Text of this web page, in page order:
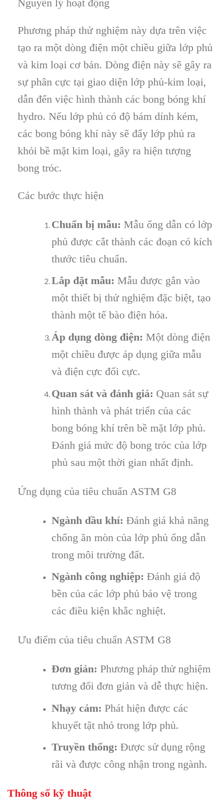
Nguyên lý hoạt động
Phương pháp thử nghiệm này dựa trên việc
tạo ra một dòng điện một chiều giữa lớp phủ
và kim loại cơ bản. Dòng điện này sẽ gây ra
sự phân cực tại giao diện lớp phủ-kim loại,
dẫn đến việc hình thành các bong bóng khí
hydro. Nếu lớp phủ có độ bám dính kém,
các bong bóng khí này sẽ đẩy lớp phủ ra
khỏi bề mặt kim loại, gây ra hiện tượng
bong tróc.
Các bước thực hiện
Chuẩn bị mẫu: Mẫu ống dẫn có lớp
phủ được cắt thành các đoạn có kích
thước tiêu chuẩn.
Lắp đặt mẫu: Mẫu được gắn vào
một thiết bị thử nghiệm đặc biệt, tạo
thành một tế bào điện hóa.
Áp dụng dòng điện: Một dòng điện
một chiều được áp dụng giữa mẫu
và điện cực đối cực.
Quan sát và đánh giá: Quan sát sự
hình thành và phát triển của các
bong bóng khí trên bề mặt lớp phủ.
Đánh giá mức độ bong tróc của lớp
phủ sau một thời gian nhất định.
Ứng dụng của tiêu chuẩn ASTM G8
Ngành dầu khí: Đánh giá khả năng
chống ăn mòn của lớp phủ ống dẫn
trong môi trường đất.
Ngành công nghiệp: Đánh giá độ
bền của các lớp phủ bảo vệ trong
các điều kiện khắc nghiệt.
Ưu điểm của tiêu chuẩn ASTM G8
Đơn giản: Phương pháp thử nghiệm
tương đối đơn giản và dễ thực hiện.
Nhạy cảm: Phát hiện được các
khuyết tật nhỏ trong lớp phủ.
Truyền thống: Được sử dụng rộng
rãi và được công nhận trong ngành.
Thông số kỹ thuật